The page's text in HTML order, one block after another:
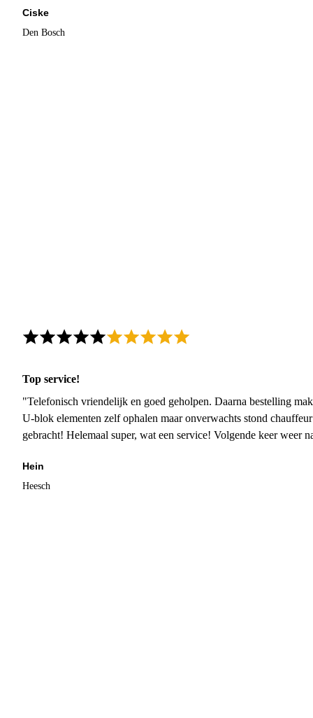
Ciske
Den Bosch
Top service!
"Telefonisch vriendelijk en goed geholpen. Daarna bestelling
U-blok elementen zelf ophalen maar onverwachts stond
gebracht! Helemaal super, wat een service! Volgende keer weer
Hein
Heesch